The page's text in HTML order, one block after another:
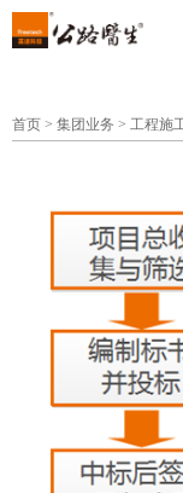
首页 > 集团业务 > 工程施